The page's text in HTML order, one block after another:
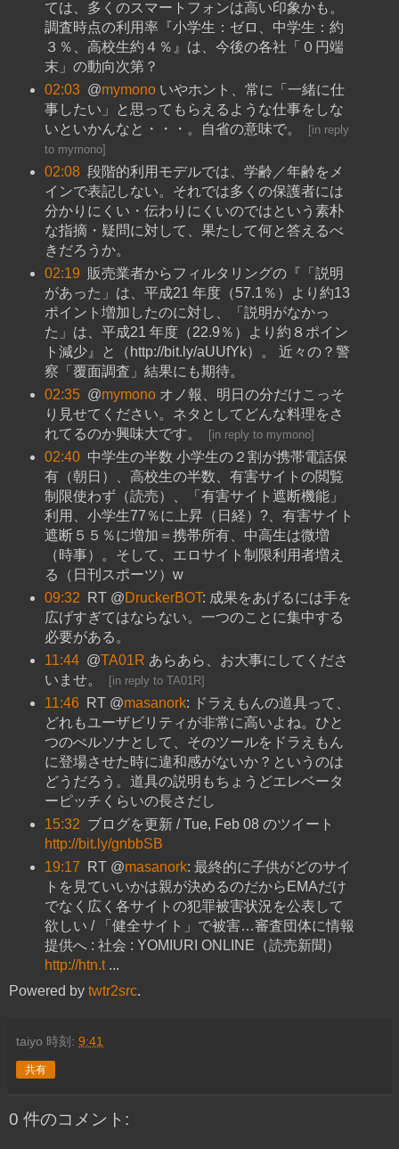
ては、多くのスマートフォンは高い印象かも。
調査時点の利用率『小学生：ゼロ、中学生：約
３％、高校生約４％』は、今後の各社「０円端
末」の動向次第？
02:03 @mymonoいやホント、常に「一緒に仕
事したい」と思ってもらえるような仕事をしな
いといかんなと・・・。自省の意味で。
[in reply
to mymono]
02:08 段階的利用モデルでは、学齢／年齢をメ
インで表記しない。それでは多くの保護者には
分かりにくい・伝わりにくいのではという素朴
な指摘・疑問に対して、果たして何と答えるべ
きだろうか。
02:19 販売業者からフィルタリングの『「説明
があった」は、平成21 年度（57.1％）より約13
ポイント増加したのに対し、「説明がなかっ
た」は、平成21 年度（22.9％）より約８ポイン
ト減少』と（http://bit.ly/aUUfYk）。 近々の？警
察「覆面調査」結果にも期待。
02:35 @mymonoオノ報、明日の分だけこっそ
り見せてください。ネタとしてどんな料理をさ
れてるのか興味大です。
[in reply to mymono]
02:40 中学生の半数 小学生の２割が携帯電話保
有（朝日）、高校生の半数、有害サイトの閲覧
制限使わず（読売）、「有害サイト遮断機能」
利用、小学生77％に上昇（日経）?、有害サイト
遮断５５％に増加＝携帯所有、中高生は微増
（時事）。そして、エロサイト制限利用者増え
る（日刊スポーツ）w
09:32
RT @DruckerBOT: 成果をあげるには手を
広げすぎてはならない。一つのことに集中する
必要がある。
11:44 @TA01R あらあら、お大事にしてくださ
いませ。
[in reply to TA01R]
11:46 RT @masanork: ドラえもんの道具って、
どれもユーザビリティが非常に高いよね。ひと
つのぺルソナとして、そのツールをドラえもん
に登場させた時に違和感がないか？というのは
どうだろう。道具の説明もちょうどエレベータ
ーピッチくらいの長さだし
15:32 ブログを更新 / Tue, Feb 08 のツイート
http://bit.ly/gnbbSB
19:17
RT @masanork: 最終的に子供がどのサイ
トを見ていいかは親が決めるのだからEMAだけ
でなく広く各サイトの犯罪被害状況を公表して
欲しい / 「健全サイト」で被害…審査団体に情報
提供へ : 社会 : YOMIURI ONLINE（読売新聞）
http://htn.t...
Powered by twtr2src.
taiyo 時刻: 9:41
共有
0 件のコメント: